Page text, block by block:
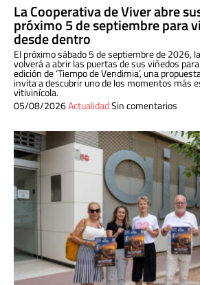
La Cooperativa de Viver abre
próximo 5 de septiembre para
desde dentro
El próximo sábado 5 de septiembre de 2026,
volverá a abrir las puertas de sus viñedos
edición de ‘Tiempo de Vendimia’, una
invita a descubrir uno de los momentos más
vitivinícola.
05/08/2026ActualidadSin comentarios